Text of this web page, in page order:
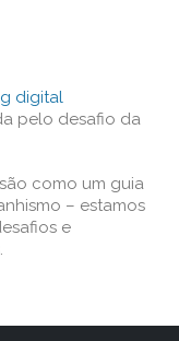
digital
pelo desafio da
como um guia
– estamos
e